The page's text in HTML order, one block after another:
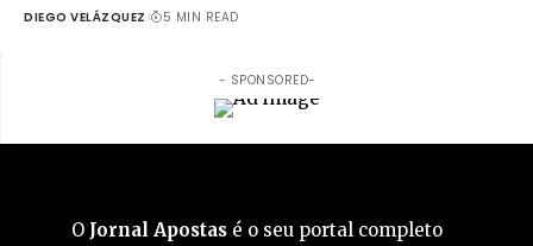
DIEGO VELÁZQUEZ 5 MIN READ
- SPONSORED-
O Jornal Apostas é o seu portal completo